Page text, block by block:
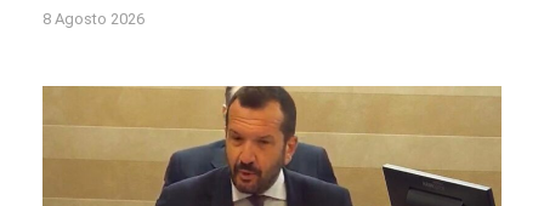
8 Agosto 2026